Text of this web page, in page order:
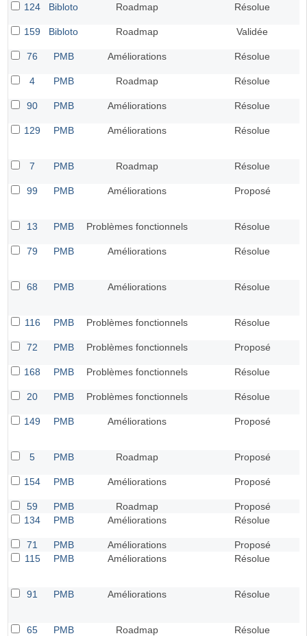
124 Bibloto Roadmap Résolue
159 Bibloto Roadmap Validée
76 PMB Améliorations Résolue
4 PMB Roadmap Résolue
90 PMB Améliorations Résolue
129 PMB Améliorations Résolue
7 PMB Roadmap Résolue
99 PMB Améliorations Proposé
13 PMB Problèmes fonctionnels Résolue
79 PMB Améliorations Résolue
68 PMB Améliorations Résolue
116 PMB Problèmes fonctionnels Résolue
72 PMB Problèmes fonctionnels Proposé
168 PMB Problèmes fonctionnels Résolue
20 PMB Problèmes fonctionnels Résolue
149 PMB Améliorations Proposé
5 PMB Roadmap Proposé
154 PMB Améliorations Proposé
59 PMB Roadmap
Proposé
134
PMB Améliorations Résolue
71 PMB Améliorations
Proposé
115
PMB Améliorations Résolue
91 PMB Améliorations Résolue
65 PMB Roadmap Résolue